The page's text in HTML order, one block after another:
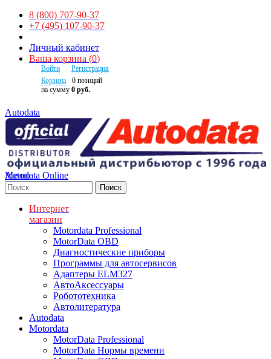
8 (800) 707-90-37
+7 (495) 107-90-37
Личный кабинет
Ваша корзина (0)
Войти
Регистрация
Корзина
0 позиций
на сумму 0 руб.
Autodata
Autodata Online
Меню
Поиск
Интернет
магазин
Motordata Professional
MotorData OBD
Диагностические приборы
Программы для автосервисов
Адаптеры ELM327
АвтоАксессуары
Робототехника
Автолитература
Autodata
Motordata
MotorData Professional
MotorData Нормы времени